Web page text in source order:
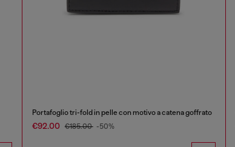
Portafoglio tri-fold in pelle con motivo a catena goffrato
€92.00 €185.00 -50%